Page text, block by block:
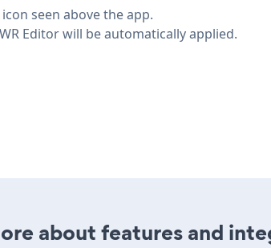
icon seen above the app.
Editor will be automatically applied.
about features and